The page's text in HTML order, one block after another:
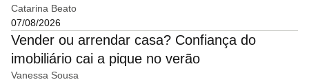
Catarina Beato
07/08/2026
Vender ou arrendar casa? Confiança do
imobiliário cai a pique no verão
Vanessa Sousa